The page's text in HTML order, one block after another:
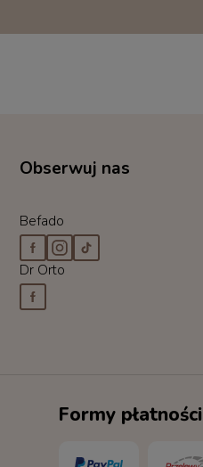
Obserwuj nas
Befado
Dr Orto
Formy płatności